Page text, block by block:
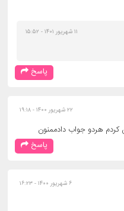
پاسخ
۱۱ شهریور ۱۴۰۱ - ۱۵:۵۲
۲۲ شهریور ۱۴۰۰ - ۱۹:۱۸
کردم هردو جواب دادممنون
پاسخ
۶ شهریور ۱۴۰۰ - ۱۶:۲۳